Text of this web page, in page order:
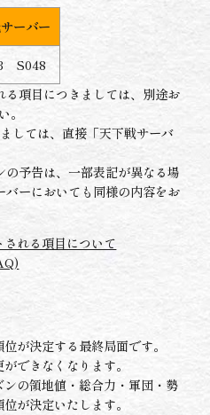
ーバー
S048
る項目につきましては、別途お
。
しては、直接「天下戦サーバ
予告は、一部表記が異なる場
ーにおいても同様の内容をお
れる項目について
が決定する最終局面です。
できなくなります。
の領地値・総合力・軍団・勢
が決定いたします。